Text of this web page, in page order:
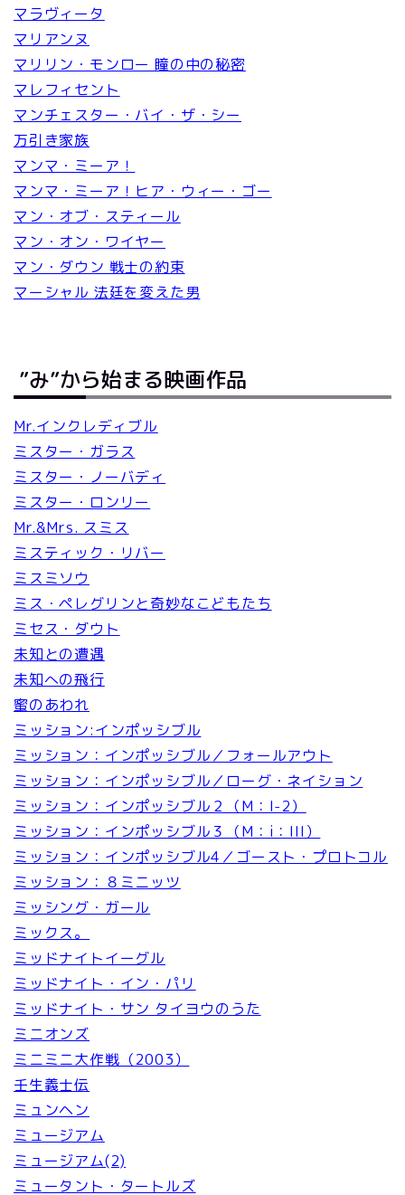
マラヴィータ
マリアンヌ
マリリン・モンロー 瞳の中の秘密
マレフィセント
マンチェスター・バイ・ザ・シー
万引き家族
マンマ・ミーア！
マンマ・ミーア！ヒア・ウィー・ゴー
マン・オブ・スティール
マン・オン・ワイヤー
マン・ダウン 戦士の約束
マーシャル 法廷を変えた男
”み”から始まる映画作品
Mr.インクレディブル
ミスター・ガラス
ミスター・ノーバディ
ミスター・ロンリー
Mr.&Mrs. スミス
ミスティック・リバー
ミスミソウ
ミス・ペレグリンと奇妙なこどもたち
ミセス・ダウト
未知との遭遇
未知への飛行
蜜のあわれ
ミッション:インポッシブル
ミッション：インポッシブル／フォールアウト
ミッション：インポッシブル／ローグ・ネイション
ミッション：インポッシブル２（M：I-2）
ミッション：インポッシブル３（M：i：III）
ミッション：インポッシブル4／ゴースト・プロトコル
ミッション：８ミニッツ
ミッシング・ガール
ミックス。
ミッドナイトイーグル
ミッドナイト・イン・パリ
ミッドナイト・サン タイヨウのうた
ミニオンズ
ミニミニ大作戦（2003）
壬生義士伝
ミュンヘン
ミュージアム
ミュージアム(2)
ミュータント・タートルズ